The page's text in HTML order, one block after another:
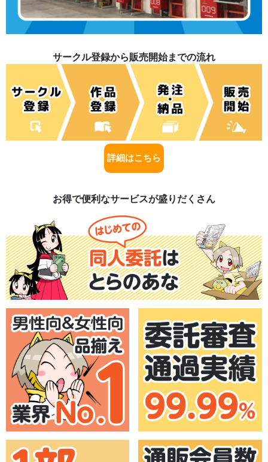
サークル登録から販売開始までの流れ
詳細はこちら
お得で便利なサービスが盛りだくさん